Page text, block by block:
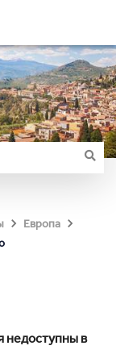
Европа
недоступны в